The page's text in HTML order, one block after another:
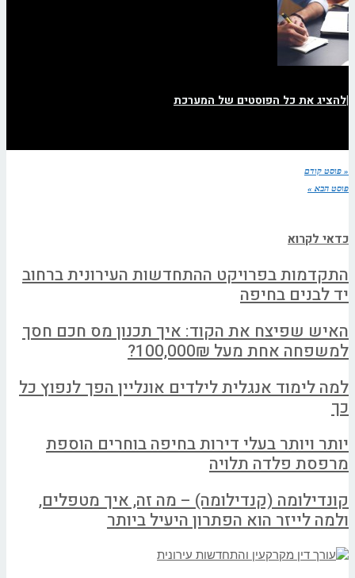
|להציג את כל הפוסטים של המערכת
« פוסט קודם
פוסט הבא »
כדאי לקרוא
התקדמות בפרויקט ההתחדשות העירונית ברחוב
יד לבנים בחיפה
האיש שפיצח את הקוד: איך תכנון מס חכם חסך
למשפחה אחת מעל 100,000₪?
למה לימוד אנגלית לילדים אונליין הפך לנפוץ כל
כך
יותר ויותר בעלי דירות בחיפה בוחרים הוספת
מרפסת פלדה תלויה
קונדילומה (קנדילומה) – מה זה, איך מטפלים,
ולמה לייזר הוא הפתרון היעיל ביותר